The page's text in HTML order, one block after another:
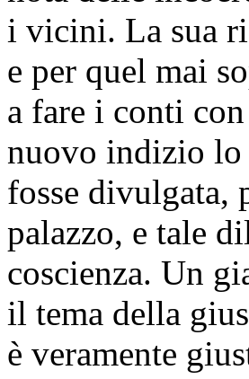
i vicini. La sua
e per quel mai
a fare i conti
nuovo indizio lo
fosse divulgata,
palazzo, e tale
coscienza. Un
il tema della
è veramente